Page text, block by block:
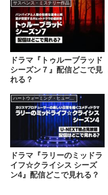
サスペンス・ミステリー作品
ドラマ『トゥルーブラッド
シーズン７』配信どこで見
れる？
ハートウォーミング・ヒューマン作品
ドラマ『ラリーのミッドラ
イフ☆クライシス シーズ
ン4』配信どこで見れる？